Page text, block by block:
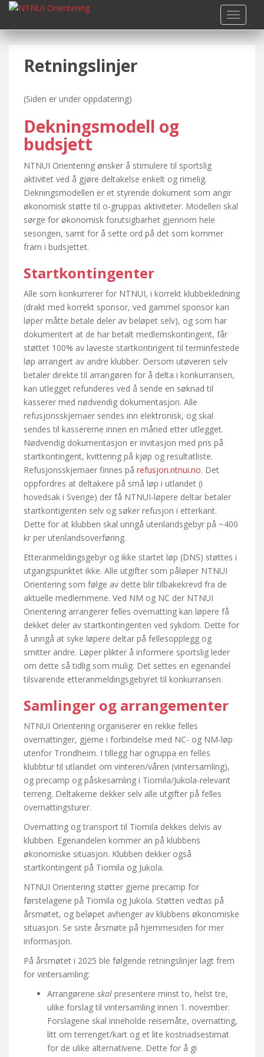
i
Retningslinjer
(Siden er under oppdatering)
Dekningsmodell og
budsjett
NTNUI Orientering ønsker å stimulere til sportslig
aktivitet ved å gjøre deltakelse enkelt og rimelig.
Dekningsmodellen er et styrende dokument som angir
økonomisk støtte til o-gruppas aktiviteter. Modellen skal
sørge for økonomisk forutsigbarhet gjennom hele
sesongen, samt for å sette ord på det som kommer
fram i budsjettet.
Startkontingenter
Alle som konkurrerer for NTNUI, i korrekt klubbekledning
(drakt med korrekt sponsor, ved gammel sponsor kan
løper måtte betale deler av beløpet selv), og som har
dokumentert at de har betalt medlemskontingent, får
støttet 100% av laveste startkontingent til terminfestede
løp arrangert av andre klubber. Dersom utøveren selv
betaler direkte til arrangøren for å delta i konkurransen,
kan utlegget refunderes ved å sende en søknad til
kasserer med nødvendig dokumentasjon. Alle
refusjonsskjemaer sendes inn elektronisk, og skal
sendes til kassererne innen en måned etter utlegget.
Nødvendig dokumentasjon er invitasjon med pris på
startkontingent, kvittering på kjøp og resultatliste.
Refusjonsskjemaer finnes på refusjon.ntnui.no. Det
oppfordres at deltakere på små løp i utlandet (i
hovedsak i Sverige) der få NTNUI-løpere deltar betaler
startkontigenten selv og søker refusjon i etterkant.
Dette for at klubben skal unngå utenlandsgebyr på ~400
kr per utenlandsoverføring.
Etteranmeldingsgebyr og ikke startet løp (DNS) støttes i
utgangspunktet ikke. Alle utgifter som påløper NTNUI
Orientering som følge av dette blir tilbakekrevd fra de
aktuelle medlemmene. Ved NM og NC der NTNUI
Orientering arrangerer felles overnatting kan løpere få
dekket deler av startkontingenten ved sykdom. Dette for
å unngå at syke løpere deltar på fellesopplegg og
smitter andre. Løper plikter å informere sportslig leder
om dette så tidlig som mulig. Det settes en egenandel
tilsvarende etteranmeldingsgebyret til konkurransen.
Samlinger og arrangementer
NTNUI Orientering organiserer en rekke felles
overnattinger, gjerne i forbindelse med NC- og NM-løp
utenfor Trondheim. I tillegg har ogruppa en felles
klubbtur til utlandet om vinteren/våren (vintersamling),
og precamp og påskesamling i Tiomila/Jukola-relevant
terreng. Deltakerne dekker selv alle utgifter på felles
overnattingsturer.
Overnatting og transport til Tiomila dekkes delvis av
klubben. Egenandelen kommer an på klubbens
økonomiske situasjon. Klubben dekker også
startkontingent på Tiomila og Jukola.
NTNUI Orientering støtter gjerne precamp for
førstelagene på Tiomila og Jukola. Støtten vedtas på
årsmøtet, og beløpet avhenger av klubbens økonomiske
situasjon. Se siste årsmøte på hjemmesiden for mer
informasjon.
På årsmøtet i 2025 ble følgende retningslinjer lagt frem
for vintersamling:
Arrangørene skal presentere minst to, helst tre,
ulike forslag til vintersamling innen 1. november.
Forslagene skal inneholde reisemåte, overnatting,
litt om terrenget/kart og et lite kostnadsestimat
for de ulike alternativene. Dette for å gi